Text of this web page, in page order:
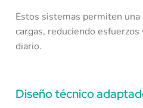
Estos sistemas permiten
cargas, reduciendo
diario.
Diseño técnico